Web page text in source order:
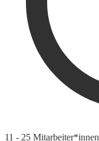
11 - 25 Mitarbeiter*innen